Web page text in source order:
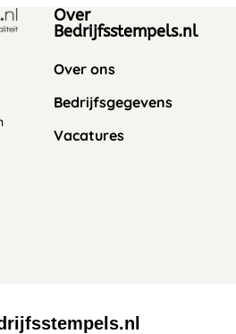
Over
Bedrijfsstempels.nl
Over ons
Bedrijfsgegevens
Vacatures